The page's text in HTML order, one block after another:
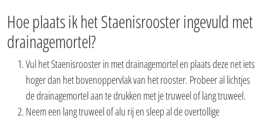
Hoe plaats ik het Staenisrooster ingevuld met
drainagemortel?
Vul het Staenisrooster in met drainagemortel en plaats deze net iets
hoger dan het bovenoppervlak van het rooster. Probeer al lichtjes
de drainagemortel aan te drukken met je truweel of lang truweel.
Neem een lang truweel of alu rij en sleep al de overtollige